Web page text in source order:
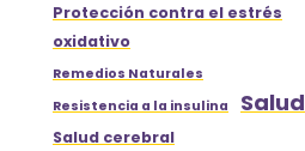
Protección contra el estrés
oxidativo
Remedios Naturales
Resistencia a la insulina
Salud
Salud cerebral